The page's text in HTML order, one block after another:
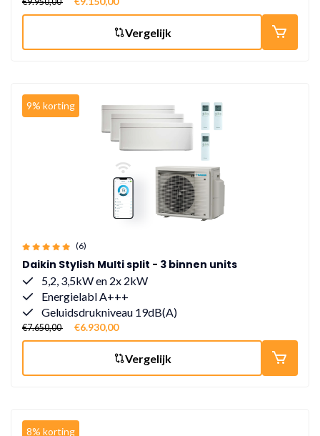
Vergelijk
9% korting
(6)
Daikin Stylish Multi split - 3 binnen units
5,2, 3,5kW en 2x 2kW
Energielabl A+++
Geluidsdrukniveau 19dB(A)
€7.650,00 €6.930,00
Vergelijk
8% korting